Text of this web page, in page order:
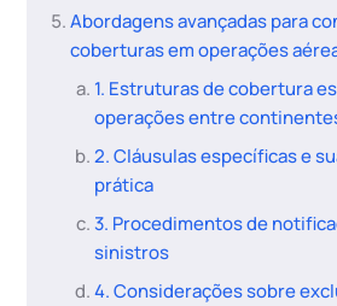
Abordagens avançadas para
coberturas em operações
1. Estruturas de cobertura
operações entre
2. Cláusulas específicas e
prática
3. Procedimentos de
sinistros
4. Considerações sobre